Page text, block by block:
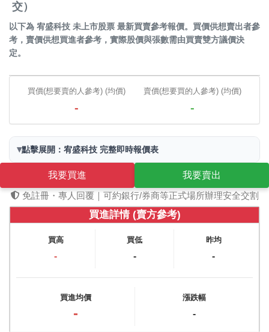
交）
以下為 宥盛科技 未上市股票 最新買賣參考報價。買價供想賣出者參
考，賣價供想買進者參考，實際股價與張數需由買賣雙方議價決
定。
買價(想要賣的人參考) (均價)
-
賣價(想要買的人參考) (均價)
-
▾點擊展開：宥盛科技 完整即時報價表
我要買進
我要賣出
免註冊・專人回覆｜可約銀行/券商等正式場所辦理安全交割
買進詳情 (賣方參考)
買高
-
買低
-
昨均
-
買進均價
-
漲跌幅
-